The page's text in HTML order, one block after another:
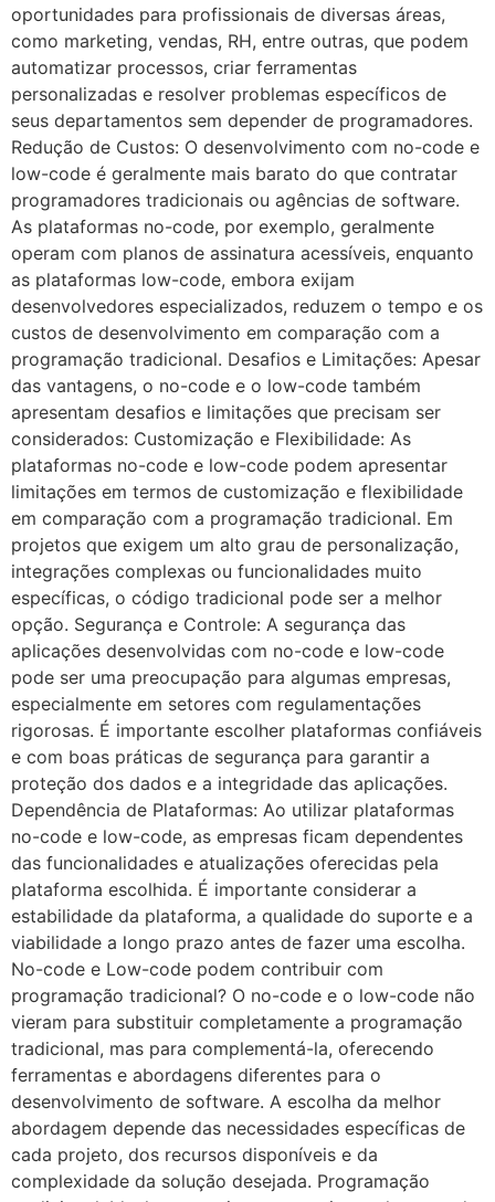
oportunidades para profissionais de diversas áreas,
como marketing, vendas, RH, entre outras, que podem
automatizar processos, criar ferramentas
personalizadas e resolver problemas específicos de
seus departamentos sem depender de programadores.
Redução de Custos: O desenvolvimento com no-code e
low-code é geralmente mais barato do que contratar
programadores tradicionais ou agências de software.
As plataformas no-code, por exemplo, geralmente
operam com planos de assinatura acessíveis, enquanto
as plataformas low-code, embora exijam
desenvolvedores especializados, reduzem o tempo e os
custos de desenvolvimento em comparação com a
programação tradicional. Desafios e Limitações: Apesar
das vantagens, o no-code e o low-code também
apresentam desafios e limitações que precisam ser
considerados: Customização e Flexibilidade: As
plataformas no-code e low-code podem apresentar
limitações em termos de customização e flexibilidade
em comparação com a programação tradicional. Em
projetos que exigem um alto grau de personalização,
integrações complexas ou funcionalidades muito
específicas, o código tradicional pode ser a melhor
opção. Segurança e Controle: A segurança das
aplicações desenvolvidas com no-code e low-code
pode ser uma preocupação para algumas empresas,
especialmente em setores com regulamentações
rigorosas. É importante escolher plataformas confiáveis
e com boas práticas de segurança para garantir a
proteção dos dados e a integridade das aplicações.
Dependência de Plataformas: Ao utilizar plataformas
no-code e low-code, as empresas ficam dependentes
das funcionalidades e atualizações oferecidas pela
plataforma escolhida. É importante considerar a
estabilidade da plataforma, a qualidade do suporte e a
viabilidade a longo prazo antes de fazer uma escolha.
No-code e Low-code podem contribuir com
programação tradicional? O no-code e o low-code não
vieram para substituir completamente a programação
tradicional, mas para complementá-la, oferecendo
ferramentas e abordagens diferentes para o
desenvolvimento de software. A escolha da melhor
abordagem depende das necessidades específicas de
cada projeto, dos recursos disponíveis e da
complexidade da solução desejada. Programação